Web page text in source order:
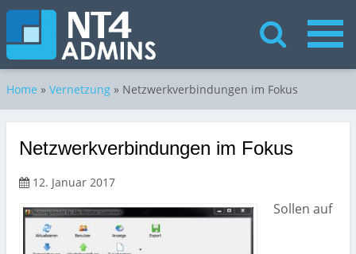
Home » Vernetzung » Netzwerkverbindungen im Fokus
Netzwerkverbindungen im Fokus
12. Januar 2017
Sollen auf